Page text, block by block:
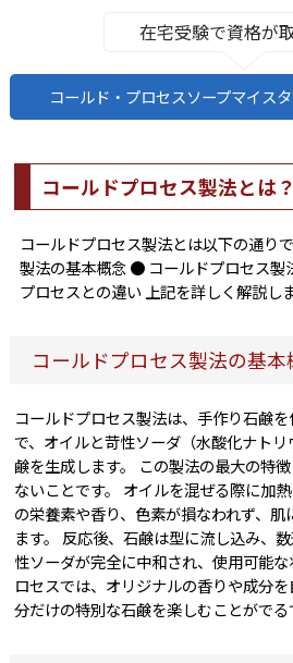
在宅受験で資格が
コールド・プロセスソープマイス
コールドプロセス製法とは？
コールドプロセス製法とは以下の通り
製法の基本概念 ● コールドプロセス製
プロセスとの違い 上記を詳しく解説しま
コールドプロセス製法の基本
コールドプロセス製法は、手作り石鹸
で、オイルと苛性ソーダ（水酸化ナト
鹸を生成します。 この製法の最大の特
ないことです。 オイルを混ぜる際に加
の栄養素や香り、色素が損なわれず、
ます。 反応後、石鹸は型に流し込み、
性ソーダが完全に中和され、使用可能
ロセスでは、オリジナルの香りや成分
分だけの特別な石鹸を楽しむことがでる